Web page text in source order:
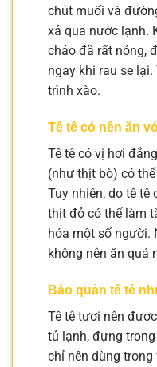
chút muối và
xả qua nước lạnh.
chảo đã rất nóng,
ngay khi rau se
trình xào.
Tê tê có nên ăn
Tê tê có vị hơi
(như thịt bò) có
Tuy nhiên, do tê tê
thịt đỏ có thể làm
hóa một số người.
không nên ăn quá
Bảo quản tê tê
Tê tê tươi nên
tủ lạnh, đựng
chỉ nên dùng